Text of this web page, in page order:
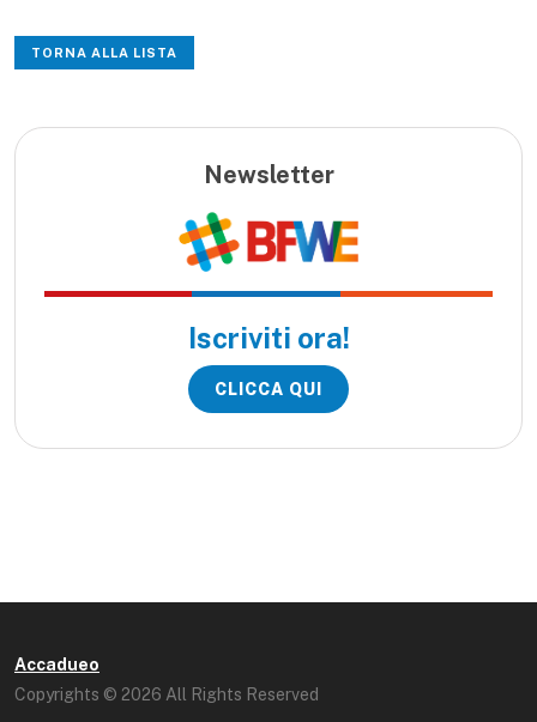
TORNA ALLA LISTA
Newsletter
Iscriviti ora!
CLICCA QUI
Accadueo
Copyrights © 2026 All Rights Reserved